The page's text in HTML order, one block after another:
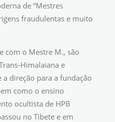
de “Mestres
fraudulentas e muito
com o Mestre M., são
Himalaiana e
direção para a fundação
como o ensino
ocultista de HPB
no Tibete e em